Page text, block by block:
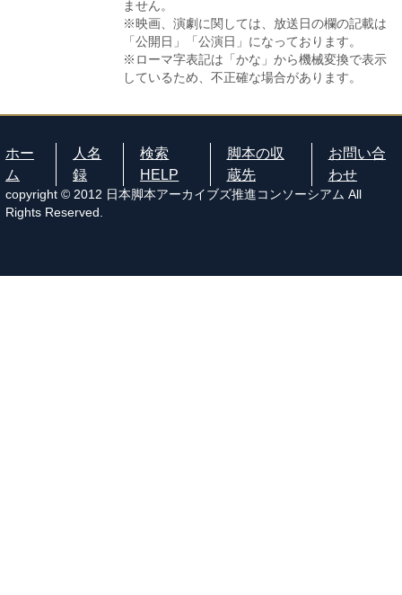
ません。
※映画、演劇に関しては、放送日の欄の記載は
「公開日」「公演日」になっております。
※ローマ字表記は「かな」から機械変換で表示
しているため、不正確な場合があります。
ホー
ム
人名
録
検索
HELP
脚本の収
蔵先
お問い合
わせ
copyright © 2012 日本脚本アーカイブズ推進コンソーシアム All
Rights Reserved.